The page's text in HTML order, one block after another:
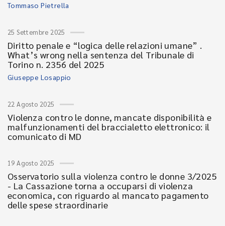
Tommaso Pietrella
25 Settembre 2025
Diritto penale e “logica delle relazioni umane” .
What’s wrong nella sentenza del Tribunale di
Torino n. 2356 del 2025
Giuseppe Losappio
22 Agosto 2025
Violenza contro le donne, mancate disponibilità e
malfunzionamenti del braccialetto elettronico: il
comunicato di MD
19 Agosto 2025
Osservatorio sulla violenza contro le donne 3/2025
- La Cassazione torna a occuparsi di violenza
economica, con riguardo al mancato pagamento
delle spese straordinarie